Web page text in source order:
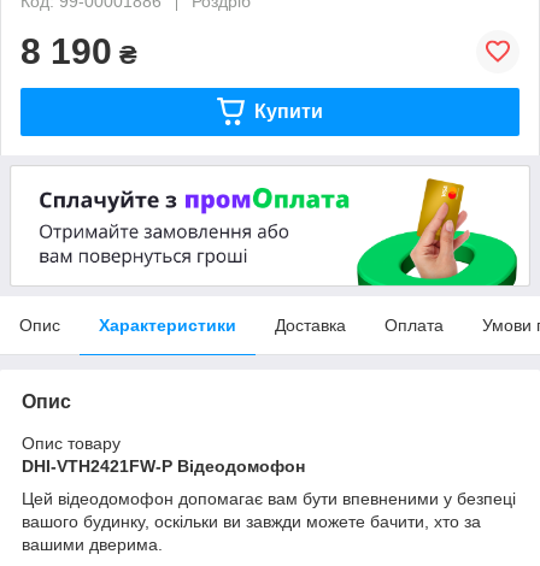
8 190 ₴
Купити
Опис Характеристики Доставка Оплата Умови
Опис
Опис товару
DHI-VTH2421FW-P Відеодомофон
Цей відеодомофон допомагає вам бути впевненими у безпеці
вашого будинку, оскільки ви завжди можете бачити, хто за
вашими дверима.